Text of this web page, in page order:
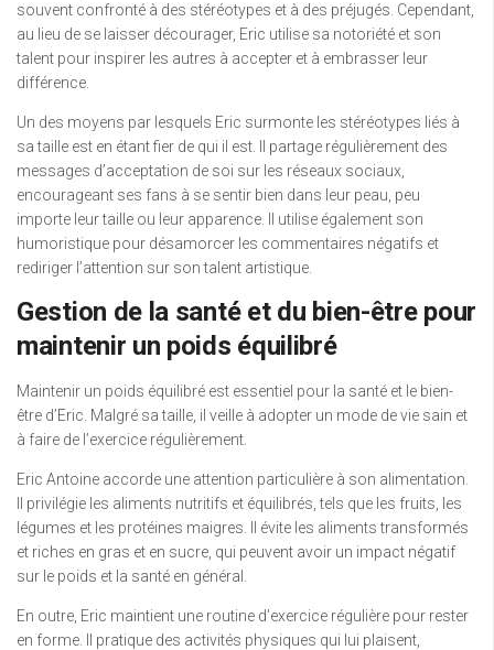
souvent confronté à des stéréotypes et à des préjugés. Cependant,
au lieu de se laisser décourager, Eric utilise sa notoriété et son
talent pour inspirer les autres à accepter et à embrasser leur
différence.
Un des moyens par lesquels Eric surmonte les stéréotypes liés à
sa taille est en étant fier de qui il est. Il partage régulièrement des
messages d’acceptation de soi sur les réseaux sociaux,
encourageant ses fans à se sentir bien dans leur peau, peu
importe leur taille ou leur apparence. Il utilise également son
humoristique pour désamorcer les commentaires négatifs et
rediriger l’attention sur son talent artistique.
Gestion de la santé et du bien-être pour
maintenir un poids équilibré
Maintenir un poids équilibré est essentiel pour la santé et le bien-
être d’Eric. Malgré sa taille, il veille à adopter un mode de vie sain et
à faire de l’exercice régulièrement.
Eric Antoine accorde une attention particulière à son alimentation.
Il privilégie les aliments nutritifs et équilibrés, tels que les fruits, les
légumes et les protéines maigres. Il évite les aliments transformés
et riches en gras et en sucre, qui peuvent avoir un impact négatif
sur le poids et la santé en général.
En outre, Eric maintient une routine d’exercice régulière pour rester
en forme. Il pratique des activités physiques qui lui plaisent,